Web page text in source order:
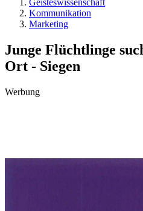
Geisteswissenschaft
Kommunikation
Marketing
Junge Flüchtlinge
Ort - Siegen
Werbung